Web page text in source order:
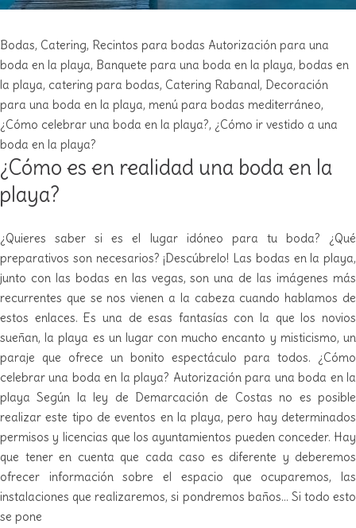
Bodas, Catering, Recintos para bodas Autorización para una
boda en la playa, Banquete para una boda en la playa, bodas en
la playa, catering para bodas, Catering Rabanal, Decoración
para una boda en la playa, menú para bodas mediterráneo,
¿Cómo celebrar una boda en la playa?, ¿Cómo ir vestido a una
boda en la playa?
¿Cómo es en realidad una boda en la
playa?
¿Quieres saber si es el lugar idóneo para tu boda? ¿Qué
preparativos son necesarios? ¡Descúbrelo! Las bodas en la playa,
junto con las bodas en las vegas, son una de las imágenes más
recurrentes que se nos vienen a la cabeza cuando hablamos de
estos enlaces. Es una de esas fantasías con la que los novios
sueñan, la playa es un lugar con mucho encanto y misticismo, un
paraje que ofrece un bonito espectáculo para todos. ¿Cómo
celebrar una boda en la playa? Autorización para una boda en la
playa Según la ley de Demarcación de Costas no es posible
realizar este tipo de eventos en la playa, pero hay determinados
permisos y licencias que los ayuntamientos pueden conceder. Hay
que tener en cuenta que cada caso es diferente y deberemos
ofrecer información sobre el espacio que ocuparemos, las
instalaciones que realizaremos, si pondremos baños… Si todo esto
se pone